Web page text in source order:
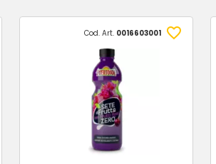
Cod. Art. 0016603001